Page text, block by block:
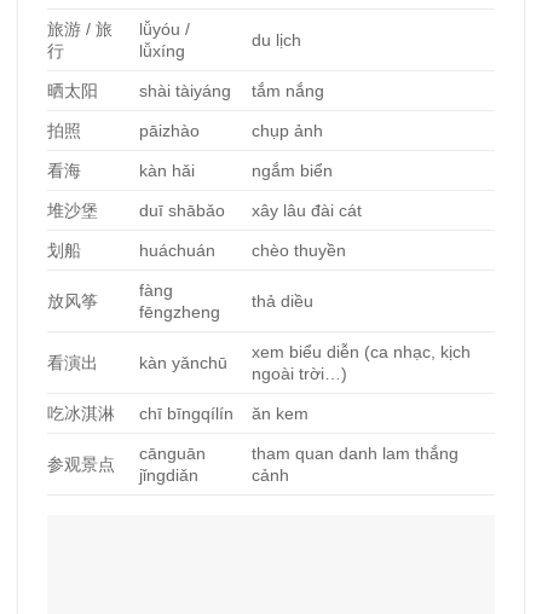
旅游 / 旅
行
lǚyóu /
lǚxíng
du lịch
晒太阳 shài tàiyáng tắm nắng
拍照 pāizhào chụp ảnh
看海 kàn hǎi ngắm biển
堆沙堡 duī shābǎo xây lâu đài cát
划船 huáchuán chèo thuyền
放风筝
fàng
fēngzheng
thả diều
看演出 kàn yǎnchū
xem biểu diễn (ca nhạc, kịch
ngoài trời…)
吃冰淇淋 chī bīngqílín ăn kem
参观景点
cānguān
jǐngdiǎn
tham quan danh lam thắng
cảnh